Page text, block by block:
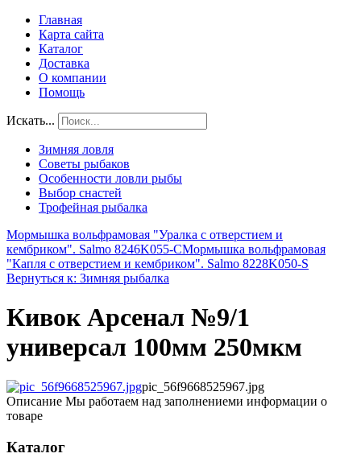
Главная
Карта сайта
Каталог
Доставка
О компании
Помощь
Искать...
Зимняя ловля
Советы рыбаков
Особенности ловли рыбы
Выбор снастей
Трофейная рыбалка
Мормышка вольфрамовая "Уралка с отверстием и
кембриком". Salmo 8246K055-CМормышка вольфрамовая
"Капля с отверстием и кембриком". Salmo 8228K050-S
Вернуться к: Зимняя рыбалка
Кивок Арсенал №9/1
универсал 100мм 250мкм
pic_56f9668525967.jpg
Описание Мы работаем над заполнениеми информации о
товаре
Каталог